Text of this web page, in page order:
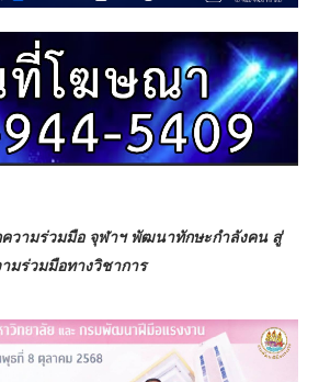
ความร่วมมือ จุฬาฯ พัฒนาทักษะกำลังคน สู่
มร่วมมือทางวิชาการ